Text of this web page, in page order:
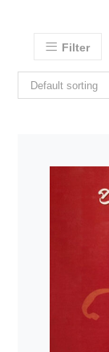
Filter
Default sorting